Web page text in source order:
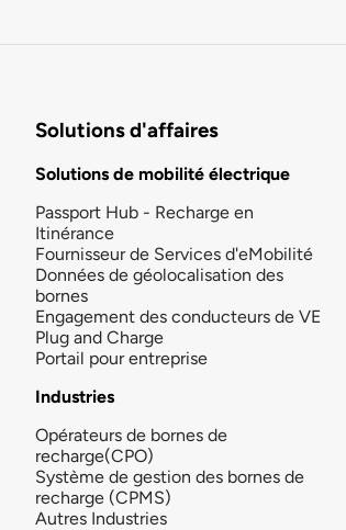
Solutions d'affaires
Solutions de mobilité électrique
Passport Hub - Recharge en
Itinérance
Fournisseur de Services d'eMobilité
Données de géolocalisation des
bornes
Engagement des conducteurs de VE
Plug and Charge
Portail pour entreprise
Industries
Opérateurs de bornes de
recharge(CPO)
Système de gestion des bornes de
recharge (CPMS)
Autres Industries